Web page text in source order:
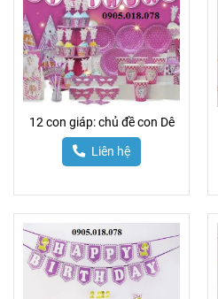
12 con giáp: chủ đề con Dê
Liên hệ